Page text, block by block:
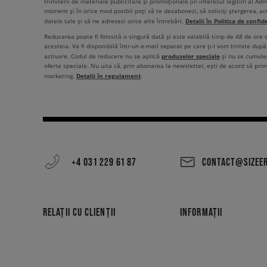
moment și în orice mod posibil poți să te dezabonezi, să soliciți ștergerea,
datele tale și să ne adresezi orice alte întrebări. Detalii în Politica de
Reducerea poate fi folosită o singură dată și este valabilă timp de 48 de ore
acesteia. Va fi disponibilă într-un e-mail separat pe care ți-l vom trimite
activare. Codul de reducere nu se aplică produselor speciale și nu se
oferte speciale. Nu uita că, prin abonarea la newsletter, ești de acord să
marketing. Detalii în regulament.
+4 031 229 61 87
RELAȚII CU CLIENȚII INFORMAȚII